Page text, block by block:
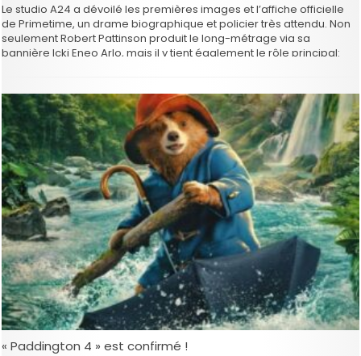
Le studio A24 a dévoilé les premières images et l’affiche officielle
de Primetime, un drame biographique et policier très attendu. Non
seulement Robert Pattinson produit le long-métrage via sa
bannière Icki Eneo Arlo, mais il y tient également le rôle principal:
« Paddington 4 » est confirmé !